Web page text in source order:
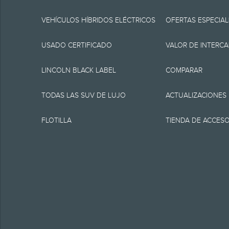
momento sin incurrir
fuente de
1.
MSRP actual para el
como tampoco
financiamiento,
presentación
clientes elegibles y
destino/despacho,
VEHÍCULOS HÍBRIDOS ELÉCTRICOS
USADO CERTIFICADO
LINCOLN BLACK LABEL
TODAS LAS SUV DE LUJO
FLOTILLA
OFERTAS
VALOR DE
COMPARAR
ACTUALIZACIONES
TIENDA DE